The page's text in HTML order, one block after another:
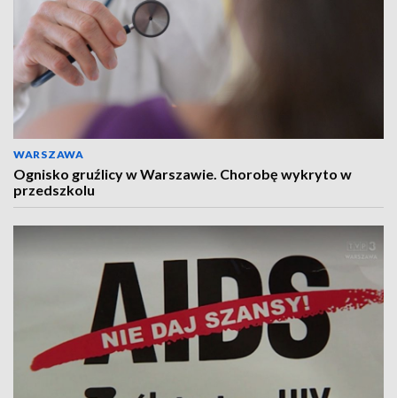
WARSZAWA
Ognisko gruźlicy w Warszawie. Chorobę wykryto w
przedszkolu